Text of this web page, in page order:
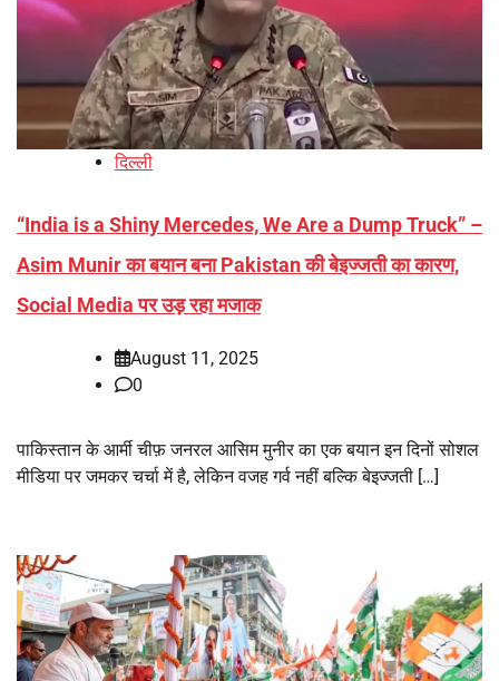
दिल्ली
“India is a Shiny Mercedes, We Are a Dump Truck” –
Asim Munir का बयान बना Pakistan की बेइज्जती का कारण,
Social Media पर उड़ रहा मजाक
August 11, 2025
0
पाकिस्तान के आर्मी चीफ़ जनरल आसिम मुनीर का एक बयान इन दिनों सोशल
मीडिया पर जमकर चर्चा में है, लेकिन वजह गर्व नहीं बल्कि बेइज्जती […]